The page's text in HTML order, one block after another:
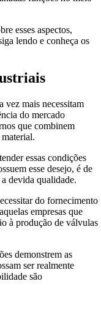
esses aspectos,
lendo e conheça os
vez mais necessitam
do mercado
que combinem
essas condições
esse desejo, é de
devida qualidade.
do fornecimento
empresas que
à produção de válvulas
demonstrem as
ser realmente
são